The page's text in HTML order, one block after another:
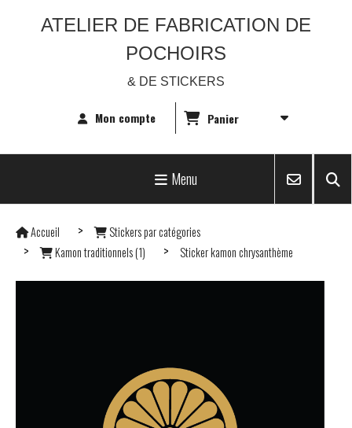
ATELIER DE FABRICATION DE
POCHOIRS
& DE STICKERS
Mon compte Panier
Menu
Accueil
Stickers par catégories
Kamon traditionnels (1)
Sticker kamon chrysanthème